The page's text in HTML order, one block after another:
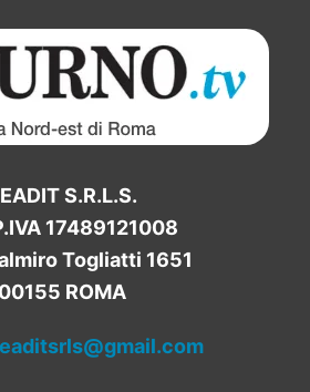
S.R.L.S.
17489121008
Togliatti 1651
00155 ROMA